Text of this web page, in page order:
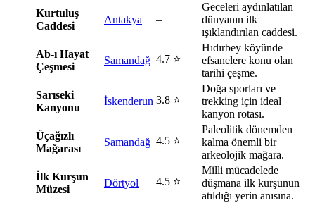
Kurtuluş
Caddesi
Antakya –
Geceleri aydınlatılan
dünyanın ilk
ışıklandırılan caddesi.
Ab-ı Hayat
Çeşmesi
Samandağ 4.7 ⭐
Hıdırbey köyünde
efsanelere konu olan
tarihi çeşme.
Sarıseki
Kanyonu
İskenderun 3.8 ⭐
Doğa sporları ve
trekking için ideal
kanyon rotası.
Üçağızlı
Mağarası
Samandağ 4.5 ⭐
Paleolitik dönemden
kalma önemli bir
arkeolojik mağara.
İlk Kurşun
Müzesi
Dörtyol 4.5 ⭐
Milli mücadelede
düşmana ilk kurşunun
atıldığı yerin anısına.